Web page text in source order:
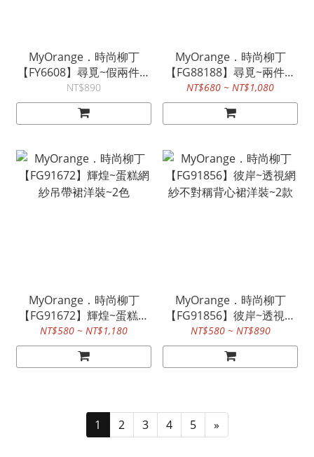
MyOrange．時尚柳丁
【FY6608】尋覓~假兩件愛
心鈎花背心裙洋裝
NT$890
MyOrange．時尚柳丁
【FG88188】尋覓~兩件式
長版T恤蕾絲背心洋裝套裝
~2款
NT$680 ~ NT$1,080
MyOrange．時尚柳丁
【FG91672】輝煌~蛋糕網
紗吊帶裙洋裝~2色
NT$580 ~ NT$1,180
MyOrange．時尚柳丁
【FG91856】彼岸~透視網
紗不對稱背心裙洋裝~2款
NT$580 ~ NT$890
1 2 3 4 5 »